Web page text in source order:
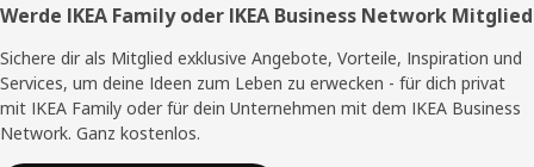
Fußzeile
Werde IKEA Family oder IKEA Business Network Mitglied
Sichere dir als Mitglied exklusive Angebote, Vorteile, Inspiration und
Services, um deine Ideen zum Leben zu erwecken - für dich privat
mit IKEA Family oder für dein Unternehmen mit dem IKEA Business
Network. Ganz kostenlos.